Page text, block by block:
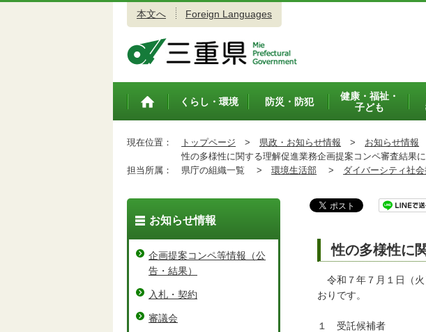
本文へ Foreign Languages
トップペ
くらし・環境 防災・防犯
健康・福祉・
子ども
現在位置： トップページ > 県政・お知らせ情報 > お知らせ情報
性の多様性に関する理解促進業務企画提案コンペ審査結果
担当所属：
県庁の組織一覧 > 環境生活部 > ダイバーシティ社
性の多様性に
令和７年７月１日（火
おりです。
１ 受託候補者
お知らせ情報
企画提案コンペ等情報（公
告・結果）
入札・契約
審議会